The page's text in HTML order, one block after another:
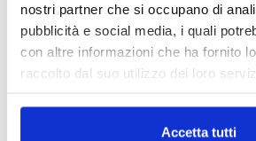
nostri partner che si occupano di
pubblicità e social media, i quali
con altre informazioni che ha fornito
raccolto dal suo utilizzo dei loro
Accetta tutti